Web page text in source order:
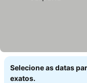
Selecione as datas
exatos.